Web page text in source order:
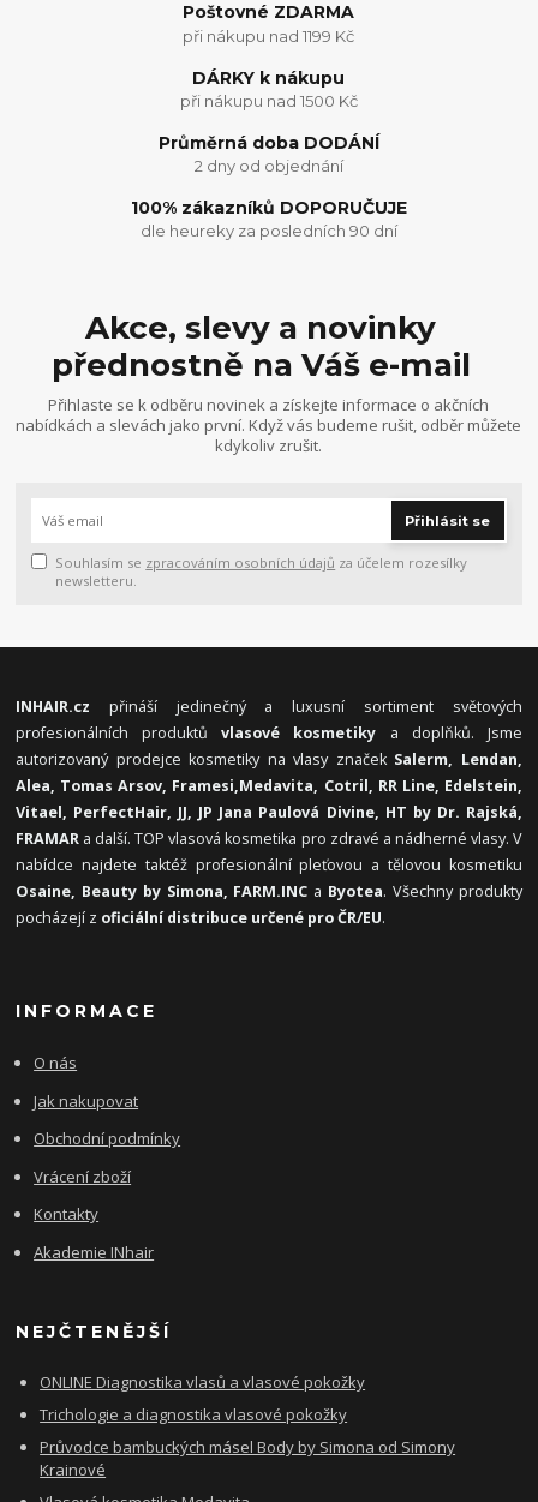
Poštovné ZDARMA
při nákupu nad 1199 Kč
DÁRKY k nákupu
při nákupu nad 1500 Kč
Průměrná doba DODÁNÍ
2 dny od objednání
100% zákazníků DOPORUČUJE
dle heureky za posledních 90 dní
Akce, slevy a novinky
přednostně na Váš e-mail
Přihlaste se k odběru novinek a získejte informace o akčních
nabídkách a slevách jako první. Když vás budeme rušit, odběr můžete
kdykoliv zrušit.
Přihlásit se
Souhlasím se zpracováním osobních údajů za účelem rozesílky
newsletteru.
INHAIR.cz přináší jedinečný a luxusní sortiment světových
profesionálních produktůvlasové kosmetiky a doplňků. Jsme
autorizovaný prodejce kosmetiky na vlasy značek Salerm, Lendan,
Alea, Tomas Arsov, Framesi,Medavita, Cotril, RR Line, Edelstein,
Vitael, PerfectHair, JJ, JP Jana Paulová Divine, HT by Dr. Rajská,
FRAMAR a další. TOP vlasová kosmetika pro zdravé a nádherné vlasy. V
nabídce najdete taktéž profesionální pleťovou a tělovou kosmetiku
Osaine, Beauty by Simona, FARM.INC a Byotea. Všechny produkty
pocházejí z oficiální distribuce určené pro ČR/EU.
INFORMACE
O nás
Jak nakupovat
Obchodní podmínky
Vrácení zboží
Kontakty
Akademie INhair
NEJČTENĚJŠÍ
ONLINE Diagnostika vlasů a vlasové pokožky
Trichologie a diagnostika vlasové pokožky
Průvodce bambuckých másel Body by Simona od Simony
Krainové